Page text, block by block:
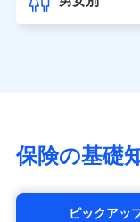
東京海上日動あ
（https://
マニュライフ生
（https://
（https://
保険の基礎
ピックアッ